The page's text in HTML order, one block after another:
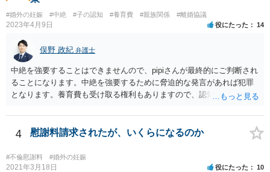
#婚外の妊娠 #中絶 #子の認知 #養育費 #親族関係 #離婚協議
2023年4月9日 役にたった 14
俣野 政紀 弁護士
中絶を強要することはできませんので、pipiさんが最終的にご判断され
ることになります。中絶を強要するために脅迫的な発言があれば犯罪
となります。養育費も受け取る権利もありますので、認知等につきお
勧めします。
4 慰謝料請求されたが、いくらになるのか
#不倫慰謝料 #婚外の妊娠
2021年3月18日 役にたった 10